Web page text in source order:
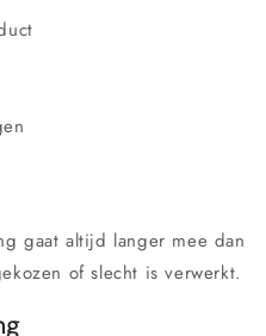
gaat altijd langer mee dan
of slecht is verwerkt.